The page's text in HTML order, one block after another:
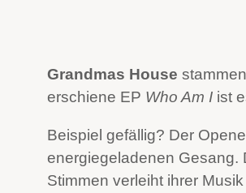
Grandmas House
erschiene EP Who Am I ist
Beispiel gefällig? Der
energiegeladenen Gesang.
Stimmen verleiht ihrer